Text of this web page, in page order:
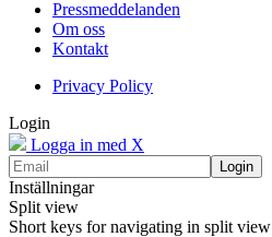
Pressmeddelanden
Om oss
Kontakt
Privacy Policy
Login
Logga in med X
Login
Inställningar
Split view
Short keys for navigating in split view